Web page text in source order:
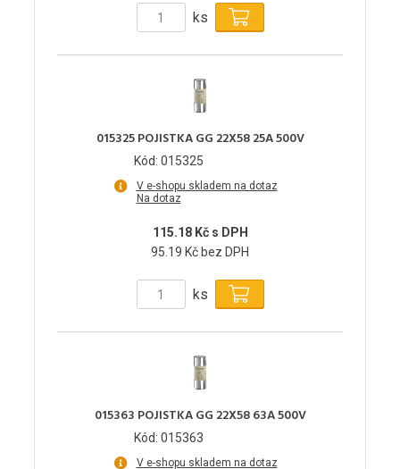
ks
015325 POJISTKA GG 22X58 25A 500V
Kód: 015325
V e-shopu skladem na dotaz
Na dotaz
115.18 Kč s DPH
95.19 Kč bez DPH
ks
015363 POJISTKA GG 22X58 63A 500V
Kód: 015363
V e-shopu skladem na dotaz